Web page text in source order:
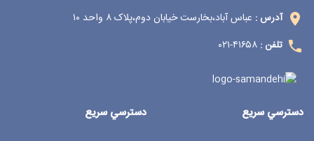
آدرس : عباس آباد،بخارست خیابان دوم،پلاک ۸ واحد ۱۰
تلفن : ۴۱۶۵۸-۰۲۱
دسترسي سريع دسترسي سريع